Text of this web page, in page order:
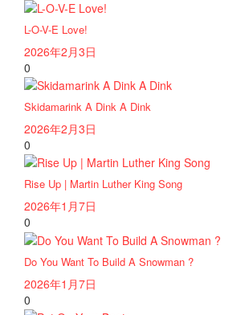
L-O-V-E Love!
2026年2月3日
0
Skidamarink A Dink A Dink
2026年2月3日
0
Rise Up | Martin Luther King Song
2026年1月7日
0
Do You Want To Build A Snowman ?
2026年1月7日
0